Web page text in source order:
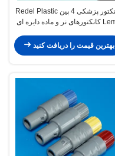
کانکتور پزشکی 4 پین Redel Plastic
Lemo کانکتورهای نر و ماده دایره ای
بهترین قیمت را دریافت کنید